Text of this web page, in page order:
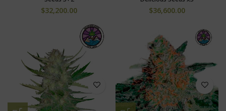
$32,200.00 $36,600.00